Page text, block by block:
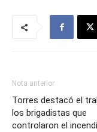
Nota anterior
Torres destacó el
los brigadistas que
controlaron el